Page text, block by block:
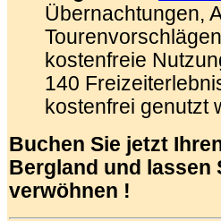
Übernachtungen,
kostenfreie
140
kostenfrei genutzt
Buchen Sie jetzt
Bergland und lassen
verwöhnen !